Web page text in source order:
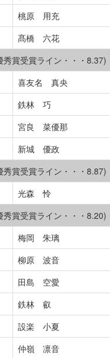
桃原 用充
髙橋 六花
賞受賞ライン・・・8.37)
喜友名 真央
鉄林 巧
宮良 菜優那
新城 優政
賞受賞ライン・・・8.87)
光森 怜
賞受賞ライン・・・8.20)
梅岡 朱璃
柳原 波音
田島 空愛
鉄林 叡
設楽 小夏
仲嶺 凛音